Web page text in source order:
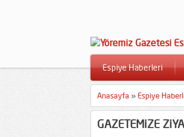
Espiye Haberleri
Anasayfa » Espiye
GAZETEMiZE